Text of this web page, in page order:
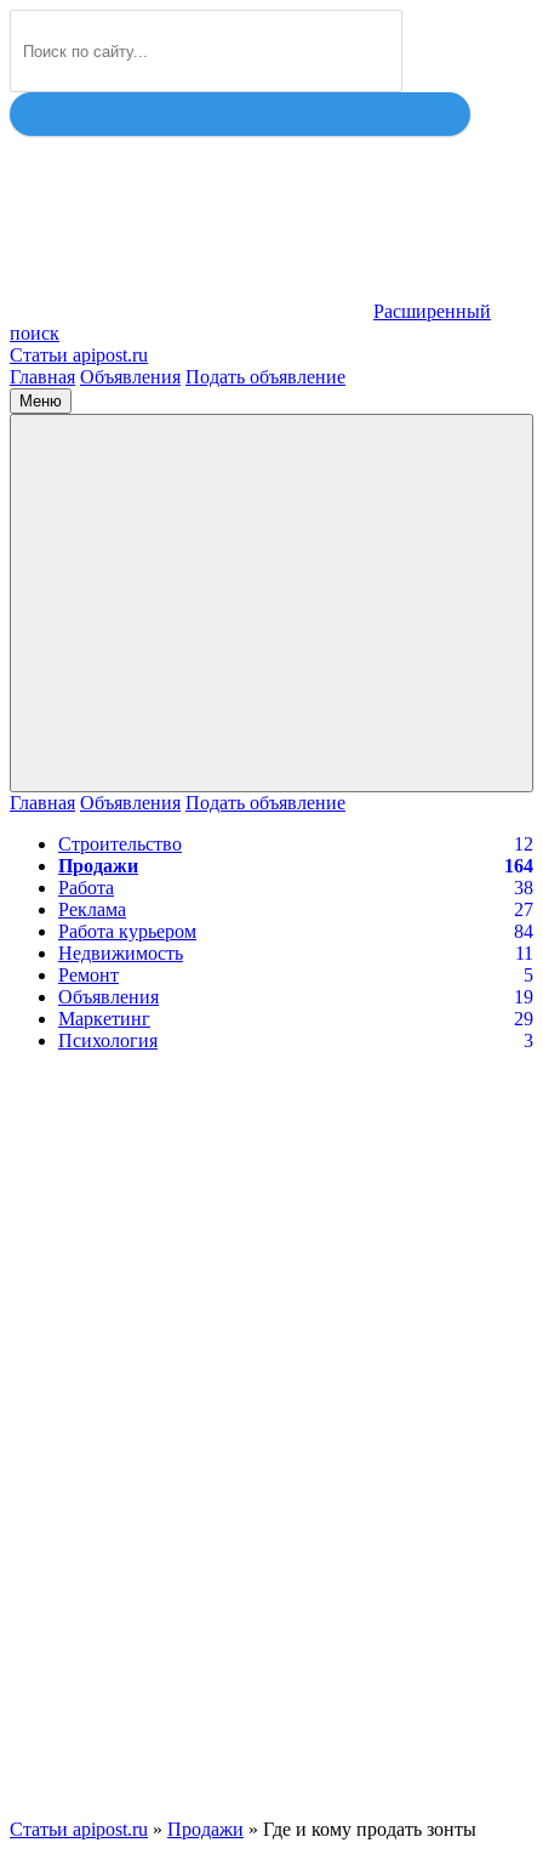
Расширенный
поиск
Статьи apipost.ru
Главная Объявления Подать объявление
Меню
Главная Объявления Подать объявление
Строительство
12
Продажи
164
Работа
38
Реклама
27
Работа курьером
84
Недвижимость
11
Ремонт
5
Объявления
19
Маркетинг
29
Психология
3
Статьи apipost.ru » Продажи » Где и кому продать зонты